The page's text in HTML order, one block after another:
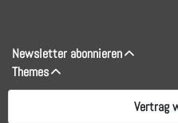
Newsletter abonnieren
Themes
Vertrag